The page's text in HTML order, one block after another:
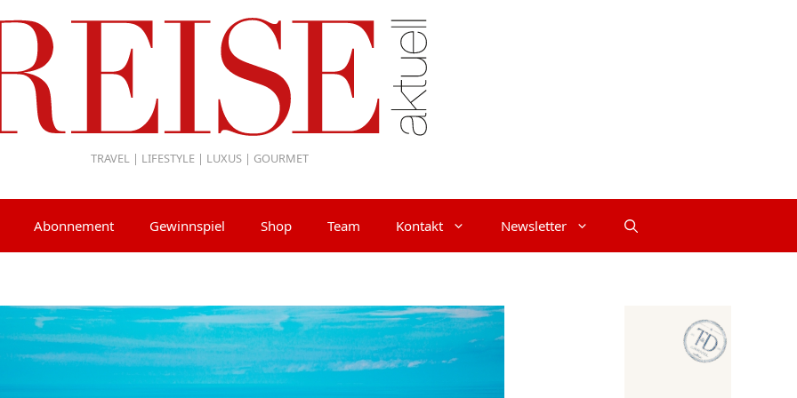
TRAVEL | LIFESTYLE | LUXUS | GOURMET
Abonnement Gewinnspiel Shop Team Kontakt Newsletter